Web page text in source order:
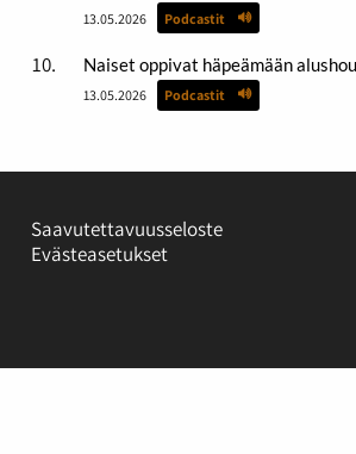
13.05.2026 Podcastit
Naiset oppivat häpeämään
13.05.2026 Podcastit
Saavutettavuusseloste
Evästeasetukset